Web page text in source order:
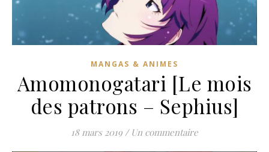
MANGAS & ANIMES
Amomonogatari [Le mois
des patrons – Sephius]
18 mars 2019 / Un commentaire